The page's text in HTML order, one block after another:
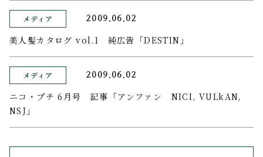
メディア 2009.06.02
美人髪カタログ vol.1 純広告「DESTIN」
メディア 2009.06.02
ニコ・プチ 6月号 記事「アンファン NICI, VULkAN,
NSJ」